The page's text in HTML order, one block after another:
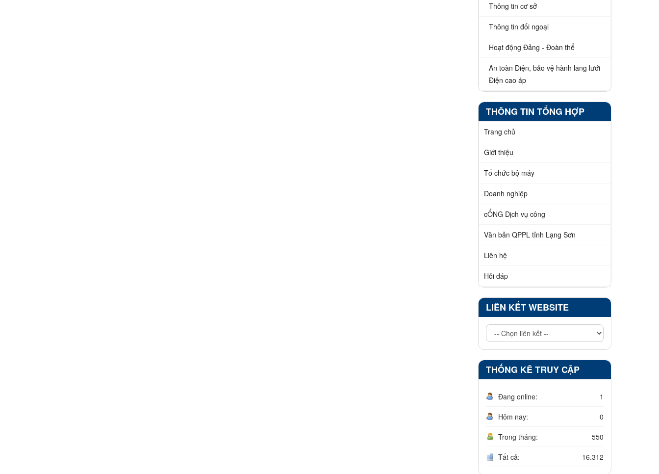
Thông tin cơ sở
Thông tin đối ngoại
Hoạt động Đảng - Đoàn thể
An toàn Điện, bảo vệ hành lang lưới
Điện cao áp
THÔNG TIN TỔNG HỢP
Trang chủ
Giới thiệu
Tổ chức bộ máy
Doanh nghiệp
cỔNG Dịch vụ công
Văn bản QPPL tỉnh Lạng Sơn
Liên hệ
Hỏi đáp
LIÊN KẾT WEBSITE
THỐNG KÊ TRUY CẬP
Đang online: 1
Hôm nay: 0
Trong tháng: 550
Tất cả: 16.312